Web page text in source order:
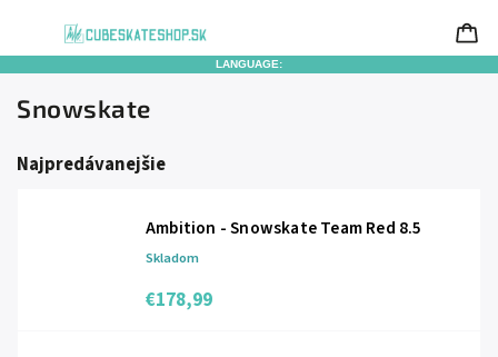
LANGUAGE:
Snowskate
Najpredávanejšie
Ambition - Snowskate Team Red 8.5
Skladom
€178,99